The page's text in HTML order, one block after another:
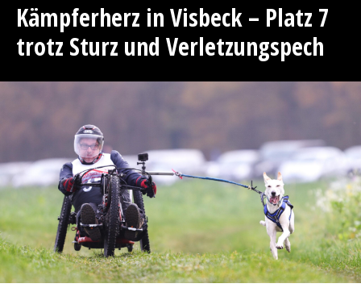
Kämpferherz in Visbeck – Platz 7
trotz Sturz und Verletzungspech